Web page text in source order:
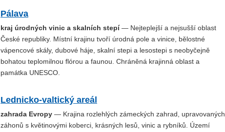
Pálava
kraj úrodných vinic a skalních stepí— Nejteplejší a nejsušší oblast
České republiky. Místní krajinu tvoří úrodná pole a vinice, bělostné
vápencové skály, dubové háje, skalní stepi a lesostepi s neobyčejně
bohatou teplomilnou flórou a faunou. Chráněná krajinná oblast a
památka UNESCO.
Lednicko-valtický areál
zahrada Evropy — Krajina rozlehlých zámeckých zahrad, upravovaných
záhonů s květinovými koberci, krásných lesů, vinic a rybníků. Území